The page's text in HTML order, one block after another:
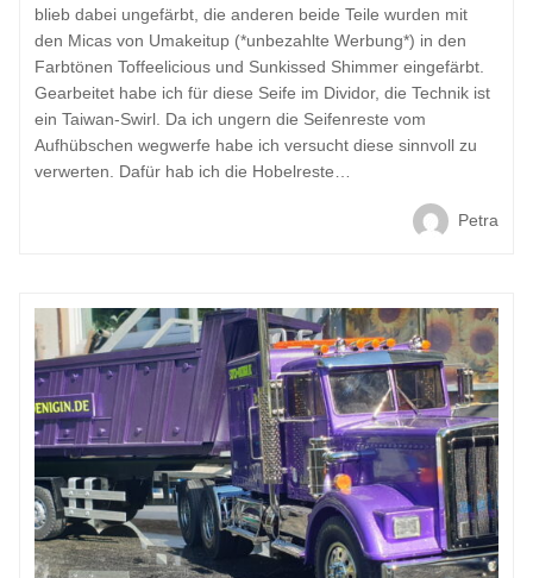
blieb dabei ungefärbt, die anderen beide Teile wurden mit
den Micas von Umakeitup (*unbezahlte Werbung*) in den
Farbtönen Toffeelicious und Sunkissed Shimmer eingefärbt.
Gearbeitet habe ich für diese Seife im Dividor, die Technik ist
ein Taiwan-Swirl. Da ich ungern die Seifenreste vom
Aufhübschen wegwerfe habe ich versucht diese sinnvoll zu
verwerten. Dafür hab ich die Hobelreste…
Petra